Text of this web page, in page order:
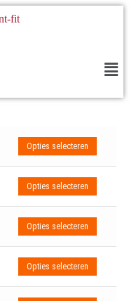
Opties selecteren
Opties selecteren
Opties selecteren
Opties selecteren